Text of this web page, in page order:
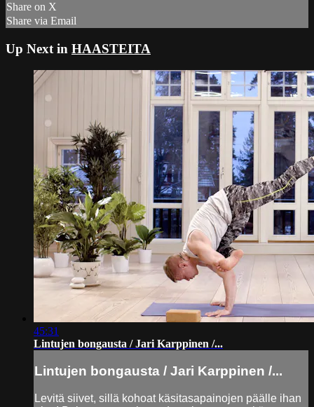
Share on X
Share via Email
Up Next in HAASTEITA
45:31
Lintujen bongausta / Jari Karppinen /...
Lintujen bongausta / Jari Karppinen /...
Levitä siivet, sillä kohoat käsitasapainojen päälle ihan